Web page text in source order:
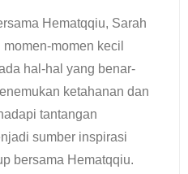
Hematqqiu, Sarah
momen kecil
hal-hal yang benar-
ketahanan dan
tantangan
sumber inspirasi
bersama Hematqqiu.